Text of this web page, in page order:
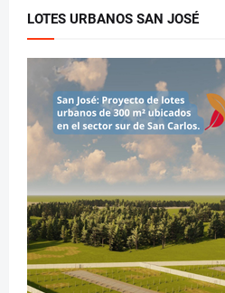
LOTES URBANOS SAN JOSÉ